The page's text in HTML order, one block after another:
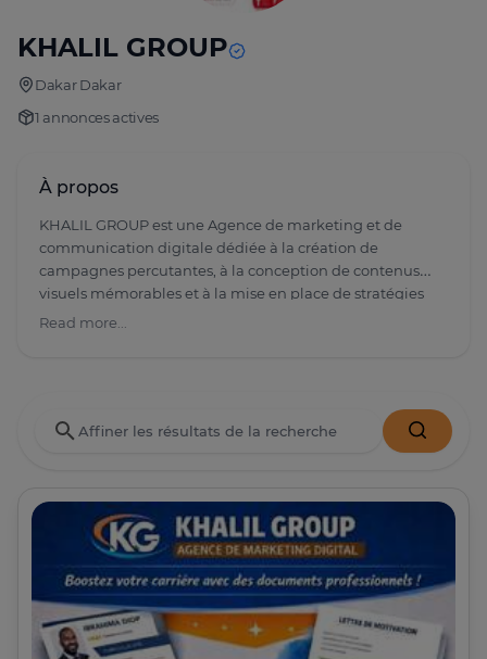
KHALIL GROUP
Dakar Dakar
1 annonces actives
À propos
KHALIL GROUP est une Agence de marketing et de
communication digitale dédiée à la création de
campagnes percutantes, à la conception de contenus
visuels mémorables et à la mise en place de stratégies
digitales qui engagent.🎯
Read more...